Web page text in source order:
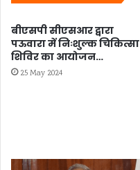
मौत,
की
हालत
गंभीर...
बीएसपी सीएसआर द्वारा
पऊवारा में निःशुल्क चिकित्सा
शिविर का आयोजन…
25 May 2024